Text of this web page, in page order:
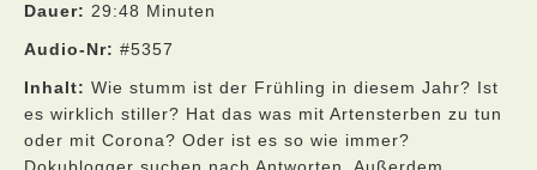
Dauer: 29:48 Minuten
Audio-Nr: #5357
Inhalt: Wie stumm ist der Frühling in diesem Jahr? Ist
es wirklich stiller? Hat das was mit Artensterben zu tun
oder mit Corona? Oder ist es so wie immer?